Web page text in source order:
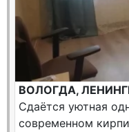
ВОЛОГДА,
Сдаётся уютная
современном